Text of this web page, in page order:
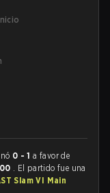
0 - 1 a favor de
. El partido fue una
Slam VI Main